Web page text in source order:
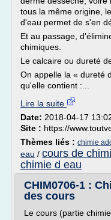
tous la même origine,
d'eau permet de s'en
Et au passage,
chimiques.
Le calcaire ou dureté
On appelle la « dureté
qu'elle contient :...
Lire la suite
Date: 2018-04-17
Site : https://
Thèmes liés : chimie
eau / cours de
chimie d eau
CHIM0706-1 :
des cours
Le cours (partie